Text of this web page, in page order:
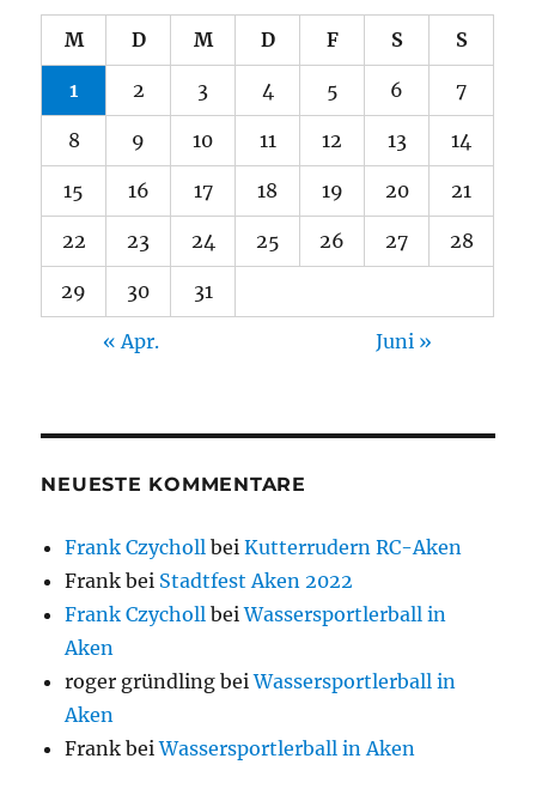
M D M D F S S
1 2 3 4 5 6 7
8 9 10 11 12 13 14
15 16 17 18 19 20 21
22 23 24 25 26 27 28
29 30 31
« Apr. Juni »
NEUESTE KOMMENTARE
Frank Czycholl beiKutterrudern RC-Aken
Frank bei Stadtfest Aken 2022
Frank Czycholl beiWassersportlerball in
Aken
roger gründling beiWassersportlerball in
Aken
Frank beiWassersportlerball in Aken